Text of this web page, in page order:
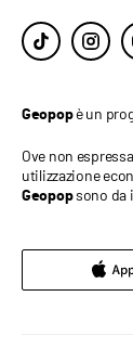
Geopopè un
Ove non
utilizzazione
Geopopsono da